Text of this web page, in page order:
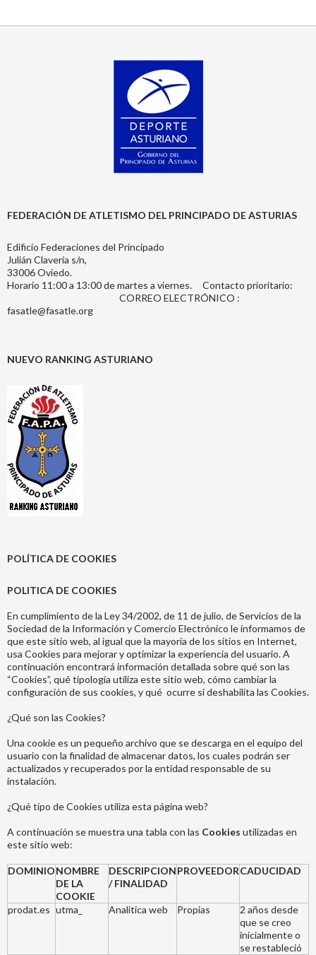
FEDERACIÓN DE ATLETISMO DEL PRINCIPADO DE ASTURIAS
Edificio Federaciones del Principado
Julián Clavería s/n,
33006 Oviedo.
Horario 11:00 a 13:00 de martes a viernes. Contacto prioritario:
CORREO ELECTRÓNICO :
fasatle@fasatle.org
NUEVO RANKING ASTURIANO
POLÍTICA DE COOKIES
POLITICA DE COOKIES
En cumplimiento de la Ley 34/2002, de 11 de julio, de Servicios de la
Sociedad de la Información y Comercio Electrónico le informamos de
que este sitio web, al igual que la mayoría de los sitios en Internet,
usa Cookies para mejorar y optimizar la experiencia del usuario. A
continuación encontrará información detallada sobre qué son las
“Cookies”, qué tipología utiliza este sitio web, cómo cambiar la
configuración de sus cookies, y qué ocurre si deshabilita las Cookies.
¿Qué son las Cookies?
Una cookie es un pequeño archivo que se descarga en el equipo del
usuario con la finalidad de almacenar datos, los cuales podrán ser
actualizados y recuperados por la entidad responsable de su
instalación.
¿Qué tipo de Cookies utiliza esta página web?
A continuación se muestra una tabla con las Cookies utilizadas en
este sitio web:
DOMINIONOMBRE
DE LA
COOKIE
DESCRIPCION
/ FINALIDAD
PROVEEDORCADUCIDAD
prodat.es utma_ Analitica web Propias
2 años desde
que se creo
inicialmente o
se restableció